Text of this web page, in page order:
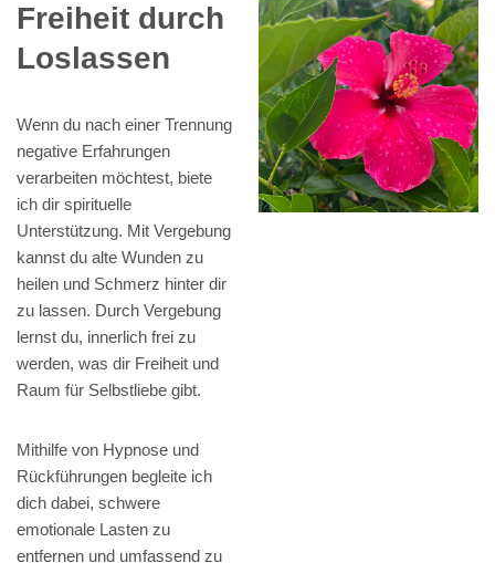
Freiheit durch
Loslassen
Wenn du nach einer Trennung
negative Erfahrungen
verarbeiten möchtest, biete
ich dir spirituelle
Unterstützung. Mit Vergebung
kannst du alte Wunden zu
heilen und Schmerz hinter dir
zu lassen. Durch Vergebung
lernst du, innerlich frei zu
werden, was dir Freiheit und
Raum für Selbstliebe gibt.
Mithilfe von Hypnose und
Rückführungen begleite ich
dich dabei, schwere
emotionale Lasten zu
entfernen und umfassend zu